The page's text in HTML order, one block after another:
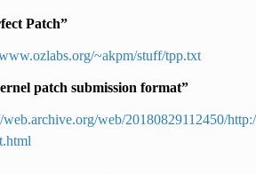
Patch”
~akpm/stuff/tpp.txt
patch submission format”
web.archive.org/web/20180829112450/